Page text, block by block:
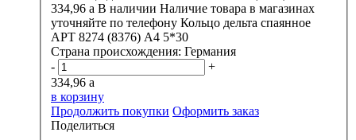
334,96 a В наличии Наличие товара в магазинах
уточняйте по телефону Кольцо дельта спаянное
АРТ 8274 (8376) А4 5*30
Страна происхождения: Германия
-
+
334,96 a
в корзину
Продолжить покупки Оформить заказ
Поделиться